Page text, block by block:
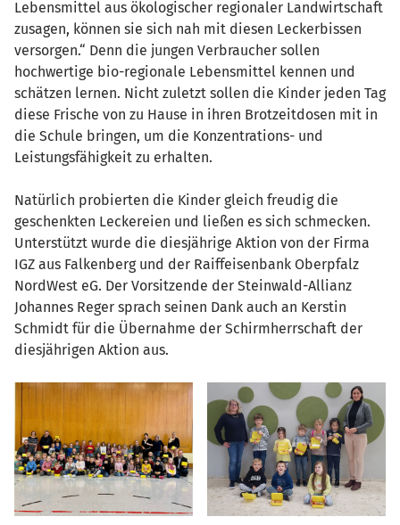
Lebensmittel aus ökologischer regionaler Landwirtschaft
zusagen, können sie sich nah mit diesen Leckerbissen
versorgen.“ Denn die jungen Verbraucher sollen
hochwertige bio-regionale Lebensmittel kennen und
schätzen lernen. Nicht zuletzt sollen die Kinder jeden Tag
diese Frische von zu Hause in ihren Brotzeitdosen mit in
die Schule bringen, um die Konzentrations- und
Leistungsfähigkeit zu erhalten.
Natürlich probierten die Kinder gleich freudig die
geschenkten Leckereien und ließen es sich schmecken.
Unterstützt wurde die diesjährige Aktion von der Firma
IGZ aus Falkenberg und der Raiffeisenbank Oberpfalz
NordWest eG. Der Vorsitzende der Steinwald-Allianz
Johannes Reger sprach seinen Dank auch an Kerstin
Schmidt für die Übernahme der Schirmherrschaft der
diesjährigen Aktion aus.